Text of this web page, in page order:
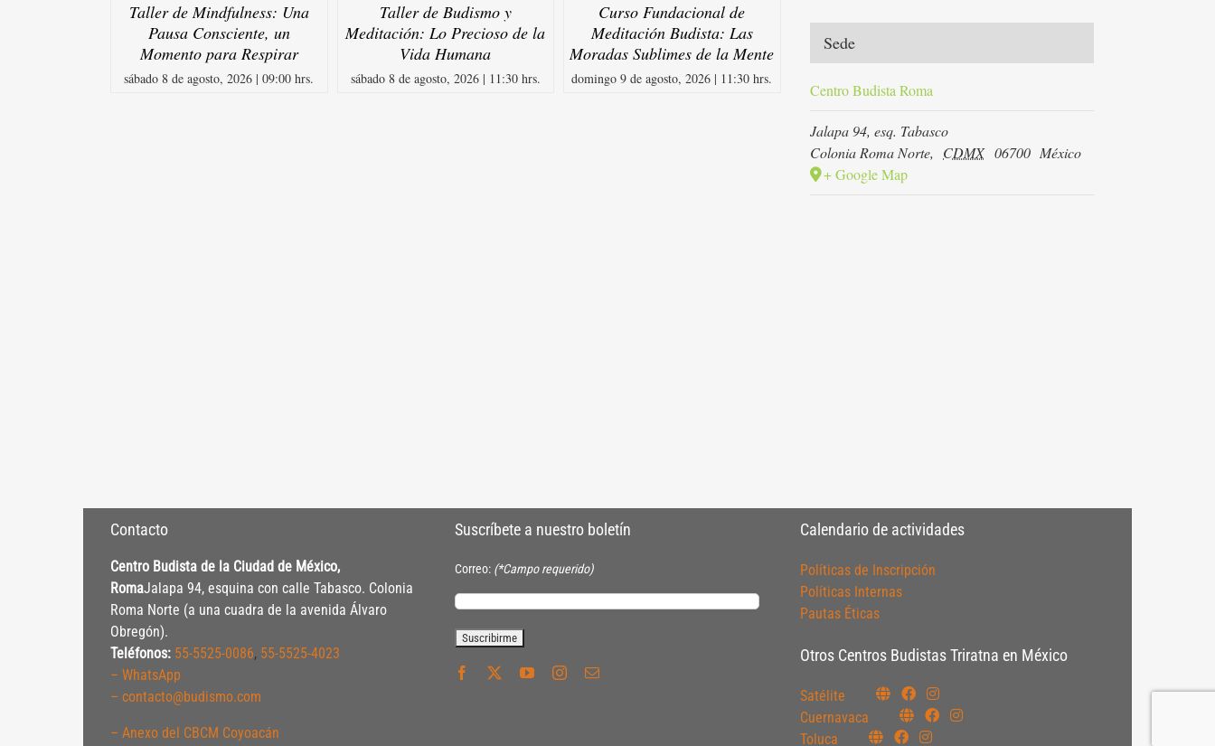
Taller de Mindfulness: Una
Pausa Consciente, un
Momento para Respirar
sábado 8 de agosto, 2026 | 09:00 hrs.
Taller de Budismo y
Meditación: Lo Precioso de la
Vida Humana
sábado 8 de agosto, 2026 | 11:30 hrs.
Curso Fundacional de
Meditación Budista: Las
Moradas Sublimes de la Mente
domingo 9 de agosto, 2026 | 11:30 hrs.
Sede
Centro Budista Roma
Jalapa 94, esq. Tabasco
Colonia Roma Norte, CDMX 06700 México
+ Google Map
Contacto
Centro Budista de la Ciudad de México,
RomaJalapa 94, esquina con calle Tabasco. Colonia
Roma Norte (a una cuadra de la avenida Álvaro
Obregón).
Teléfonos: 55-5525-0086, 55-5525-4023
– WhatsApp
– contacto@budismo.com
– Anexo del CBCM Coyoacán
Suscríbete a nuestro boletín
Correo: (*Campo requerido)
Calendario de actividades
Políticas de Inscripción
Políticas Internas
Pautas Éticas
Otros Centros Budistas Triratna en México
Satélite
Cuernavaca
Toluca